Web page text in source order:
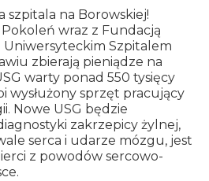
szpitala na Borowskiej!
wraz z Fundacją
Uniwersyteckim Szpitalem
zbierają pieniądze na
warty ponad 550 tysięcy
wysłużony sprzęt pracujący
Nowe USG będzie
zakrzepicy żylnej,
serca i udarze mózgu, jest
z powodów sercowo-